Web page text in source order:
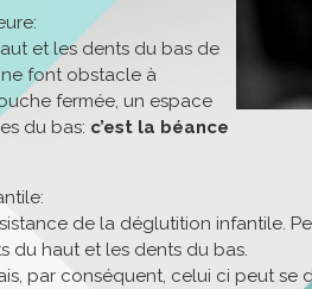
et les dents du bas de
font obstacle à
fermée, un espace
du bas: c’est la béance
de la déglutition infantile.
du haut et les dents du bas.
par conséquent, celui ci peut se